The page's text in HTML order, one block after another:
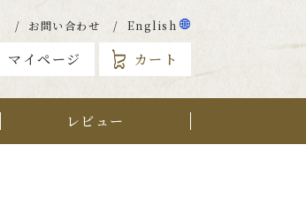
お問い合わせ English
マイページ カート
レビュー